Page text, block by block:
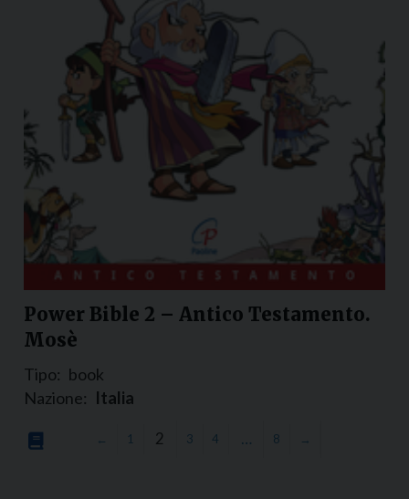
Power Bible 2 – Antico Testamento.
Mosè
Tipo: book
Nazione: Italia
← 1 2 3 4 … 8 →